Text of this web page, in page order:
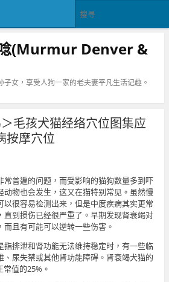
(Murmur Denver &
女，享受人狗一家的老夫妻平凡生活记趣。
毛孩犬猫经络穴位图集应
按摩穴位
常普遍的问题，而受影响的猫狗数量多到吓
动物也会发生，这又在猫特别常见。虽然慢
以很容易检测出来，但是中度疾病其实更常
直到损伤已经很严重了。早期发现肾衰竭对
且有可能可以逆转一些伤害。
指排泄和肾功能无法维持稳定时，有一些临
、尿失禁或其他肾功能障碍。肾衰竭犬猫的
常值的25%。